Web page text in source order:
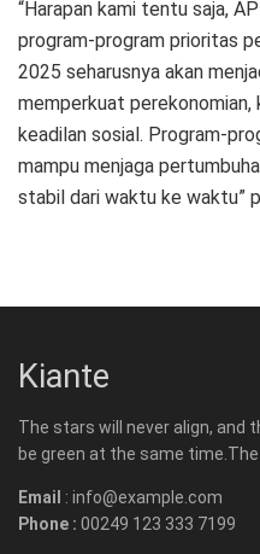
“Harapan kami tentu saja,
program-program prioritas
2025 seharusnya akan
memperkuat perekonomian,
keadilan sosial. Program-
mampu menjaga
stabil dari waktu ke waktu”
Kiante
The stars will never align, and
be green at the same
Email : info@example.com
Phone : 00249 123 333 7199